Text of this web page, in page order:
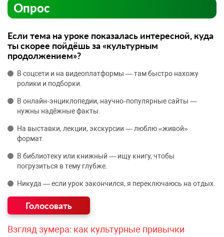
Опрос
Если тема на уроке показалась интересной, куда
ты скорее пойдёшь за «культурным
продолжением»?
В соцсети и на видеоплатформы — там быстро нахожу
ролики и подборки.
В онлайн‑энциклопедии, научно‑популярные сайты —
нужны надёжные факты.
На выставки, лекции, экскурсии — люблю «живой»
формат.
В библиотеку или книжный — ищу книгу, чтобы
погрузиться в тему глубже.
Никуда — если урок закончился, я переключаюсь на отдых.
Взгляд зумера: как культурные привычки